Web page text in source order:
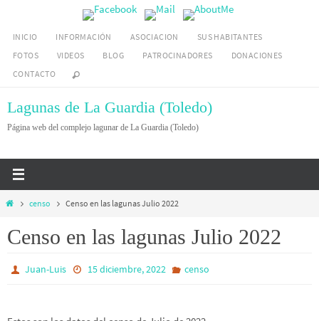
contenido
INICIO INFORMACIÓN ASOCIACION
SUS HABITANTES
FOTOS
VIDEOS BLOG PATROCINADORES
DONACIONES
CONTACTO
Lagunas de La Guardia (Toledo)
Página web del complejo lagunar de La Guardia (Toledo)
Iniciocenso Censo en las lagunas Julio 2022
Censo en las lagunas Julio 2022
Juan-Luis 15 diciembre, 2022 censo